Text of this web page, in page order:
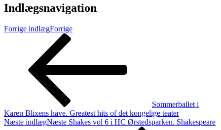
Indlægsnavigation
Forrige indlægForrige
Sommerballet i
Karen Blixens have. Greatest hits of det kongelige teater
Næste indlægNæste Shakes vol 6 i HC Ørstedsparken. Shakespeare